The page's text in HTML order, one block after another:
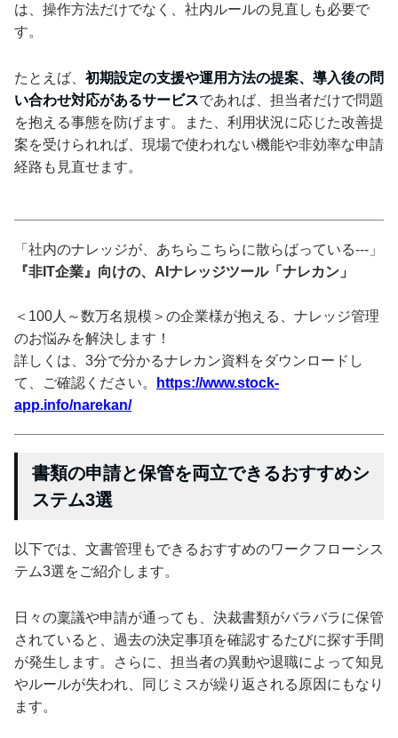
は、操作方法だけでなく、社内ルールの見直しも必要で
す。
たとえば、 初期設定の支援や運用方法の提案、導入後の問
い合わせ対応があるサービスであれば、担当者だけで問題
を抱える事態を防げます。また、利用状況に応じた改善提
案を受けられれば、現場で使われない機能や非効率な申請
経路も見直せます。
「社内のナレッジが、あちらこちらに散らばっている---」
『非IT企業』向けの、AIナレッジツール「ナレカン」
＜100人～数万名規模＞の企業様が抱える、ナレッジ管理
のお悩みを解決します！
詳しくは、3分で分かるナレカン資料をダウンロードし
て、ご確認ください。
https://www.stock-
app.info/narekan/
書類の申請と保管を両立できるおすすめシ
ステム3選
以下では、文書管理もできるおすすめのワークフローシス
テム3選をご紹介します。
日々の稟議や申請が通っても、決裁書類がバラバラに保管
されていると、過去の決定事項を確認するたびに探す手間
が発生します。さらに、担当者の異動や退職によって知見
やルールが失われ、同じミスが繰り返される原因にもなり
ます。